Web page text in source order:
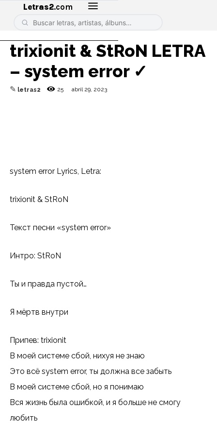
Letras2.com
​trixionit & StRoN LETRA
– ​system error ✓
✎ letras2 25 abril 29, 2023
​system error Lyrics, Letra:
​trixionit & StRoN
Текст песни «system error»
Интро: StRoN
Ты и правда пустой…
Я мёртв внутри
Припев: trixionit
В моей системе сбой, нихуя не знаю
Это всё system error, ты должна все забыть
В моей системе сбой, но я понимаю
Вся жизнь была ошибкой, и я больше не смогу
любить